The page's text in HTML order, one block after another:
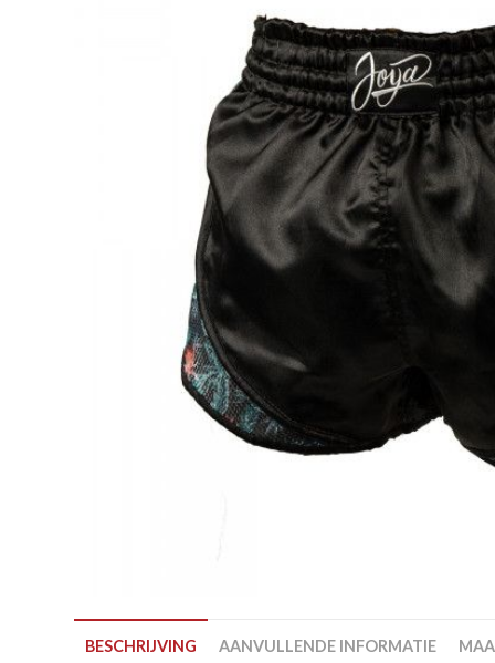
Brazilian Jiu jitsu
Bokszak
bokszak
Stoot-
BESCHRIJVING AANVULLENDE INFORMATIE